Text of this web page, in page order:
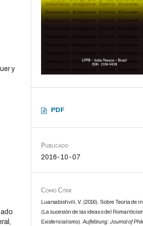
y
PDF
Publicado
2016-10-07
Como Citar
Luarsabishvili, V. (2016). Sobre Teoría de
(La sucesión de las ideas o del
Existencialismo).Aufklärung: Journal of